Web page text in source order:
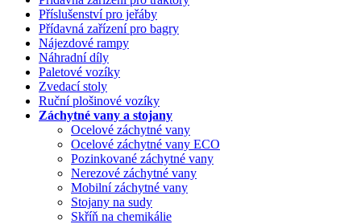
Příslušenství pro jeřáby
Přídavná zařízení pro bagry
Nájezdové rampy
Náhradní díly
Paletové vozíky
Zvedací stoly
Ruční plošinové vozíky
Záchytné vany a stojany
Ocelové záchytné vany
Ocelové záchytné vany ECO
Pozinkované záchytné vany
Nerezové záchytné vany
Mobilní záchytné vany
Stojany na sudy
Skříň na chemikálie